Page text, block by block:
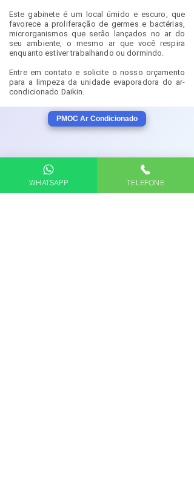
Este gabinete é um local úmido e escuro, que
favorece a proliferação de germes e bactérias,
microrganismos que serão lançados no ar do
seu ambiente, o mesmo ar que você respira
enquanto estiver trabalhando ou dormindo.
Entre em contato e solicite o nosso orçamento
para a limpeza da unidade evaporadora do ar-
condicionado Daikin.
Saiba mais
sobre a necessidade da limpeza e
higienização de ar condicionado.
WHATSAPP TELEFONE
PMOC Ar Condicionado